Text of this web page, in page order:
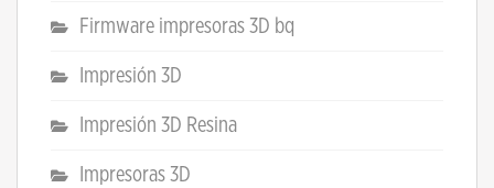
Firmware impresoras 3D bq
Impresión 3D
Impresión 3D Resina
Impresoras 3D